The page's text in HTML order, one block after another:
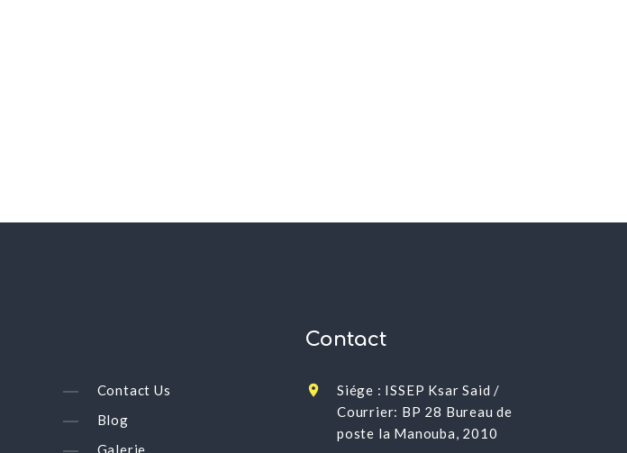
Contact Us
Blog
Galerie
Contact
Siége : ISSEP Ksar Said /
Courrier: BP 28 Bureau de
poste la Manouba, 2010